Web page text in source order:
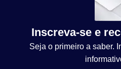
Inscreva-se e
Seja o primeiro a saber.